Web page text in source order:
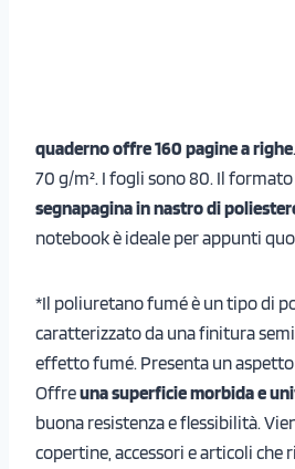
quaderno offre 160 pagine a righe
70 g/m². I fogli sono 80. Il
segnapagina in nastro di
notebook è ideale per appunti
*Il poliuretano fumé è un tipo di
caratterizzato da una finitura
effetto fumé. Presenta un
Offreuna superficie morbida e
buona resistenza e flessibilità.
copertine, accessori e articoli che